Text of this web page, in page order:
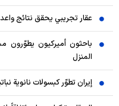
عقار تجريبي يحقق نتائج
باحثون أميركيون يطوّرون
المنزل
إيران تطوّر كبسولات نانوية